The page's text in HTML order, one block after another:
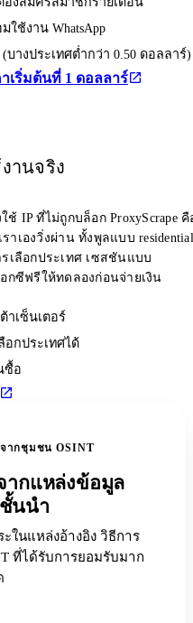
ช้งาน WhatsApp
างประเทศต่ำกว่า 0.50 ดอลลาร์)
เริ่มต้นที่ 1 ดอลลาร์
านจริง
IP ที่ไม่ถูกบล็อก ProxyScrape คื
เองวิ่งผ่าน ทั้งพูลแบบ residential
เลือกประเทศ เซสชันแบบ
กซีฟรีให้ทดลองก่อนจ่ายเงิน
าเซ็นเตอร์
กประเทศได้
ซื้อ
จากชุมชน OSINT
ากแหล่งข้อมูล
นนำ
ในแหล่งอ้างอิง วิธีการ
ที่ได้รับการยอมรับมาก